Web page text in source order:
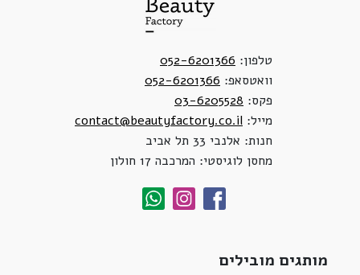
טלפון: 052-6201366
וואטסאפ: 052-6201366
פקס: 03-6205528
מייל: contact@beautyfactory.co.il
חנות: אלנבי 33 תל אביב
מחסן לוגיסטי: המרכבה 17 חולון
מותגים מובילים